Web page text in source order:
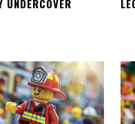
UNDERCOVER